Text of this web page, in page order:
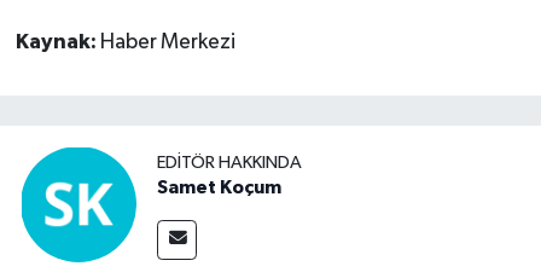
Kaynak: Haber Merkezi
EDITÖR HAKKINDA
Samet Koçum